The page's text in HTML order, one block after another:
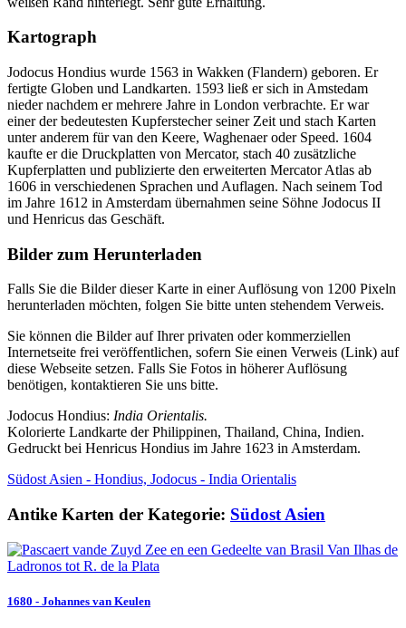
Kartograph
Jodocus Hondius wurde 1563 in Wakken (Flandern) geboren. Er
fertigte Globen und Landkarten. 1593 ließ er sich in Amstedam
nieder nachdem er mehrere Jahre in London verbrachte. Er war
einer der bedeutesten Kupferstecher seiner Zeit und stach Karten
unter anderem für van den Keere, Waghenaer oder Speed. 1604
kaufte er die Druckplatten von Mercator, stach 40 zusätzliche
Kupferplatten und publizierte den erweiterten Mercator Atlas ab
1606 in verschiedenen Sprachen und Auflagen. Nach seinem Tod
im Jahre 1612 in Amsterdam übernahmen seine Söhne Jodocus II
und Henricus das Geschäft.
Bilder zum Herunterladen
Falls Sie die Bilder dieser Karte in einer Auflösung von 1200 Pixeln
herunterladen möchten, folgen Sie bitte unten stehendem Verweis.
Sie können die Bilder auf Ihrer privaten oder kommerziellen
Internetseite frei veröffentlichen, sofern Sie einen Verweis (Link) auf
diese Webseite setzen. Falls Sie Fotos in höherer Auflösung
benötigen, kontaktieren Sie uns bitte.
Jodocus Hondius: India Orientalis.
Kolorierte Landkarte der Philippinen, Thailand, China, Indien.
Gedruckt bei Henricus Hondius im Jahre 1623 in Amsterdam.
Südost Asien - Hondius, Jodocus - India Orientalis
Antike Karten der Kategorie: Südost Asien
1680 - Johannes van Keulen